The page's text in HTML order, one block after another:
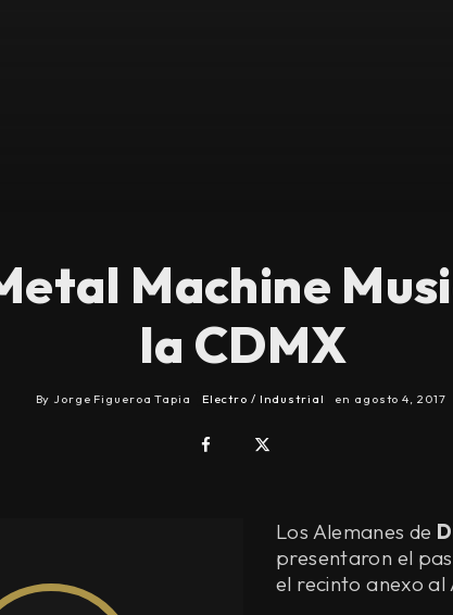
Machine
la CDMX
By Jorge Figueroa Tapia Electro / Industrial en agosto 4, 2017
Los Alemanes de
presentaron el
el recinto anexo